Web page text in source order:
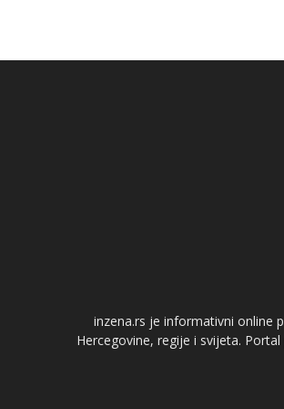
inzena.rs je informativni online
Hercegovine, regije i svijeta.